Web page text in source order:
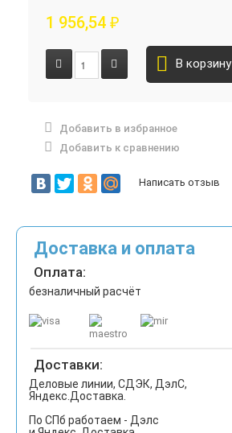
1 956,54 ₽
В корзину
Добавить в избранное
Добавить к сравнению
Написать отзыв
Доставка и оплата
Оплата:
безналичный расчёт
Доставки:
Деловые линии, СДЭК, ДэлС,
Яндекс.Доставка.
По СПб работаем - Дэлс